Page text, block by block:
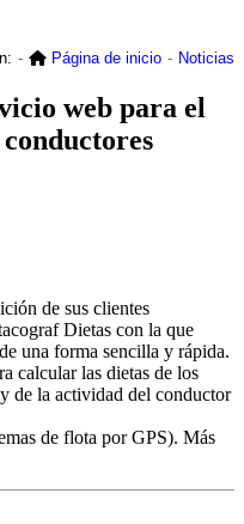
Página de inicio Noticias
web para el
de sus clientes
Dietas con la que
una forma sencilla y rápida.
calcular las dietas de los
de la actividad del conductor
de flota por GPS). Más